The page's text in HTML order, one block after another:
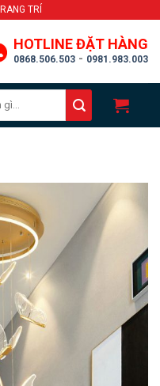
TRÍ
HOTLINE ĐẶT HÀNG
0868.506.503 - 0981.983.003